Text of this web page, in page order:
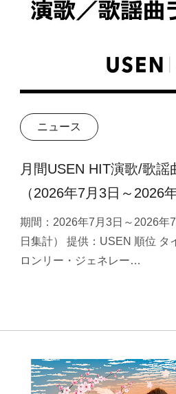
ニュース
月間USEN HIT演歌/歌謡
（2026年7月3日～2026
期間：2026年7月3日～2026年
日集計） 提供：USEN 順位 タ
ロンリー・ジェネレー…